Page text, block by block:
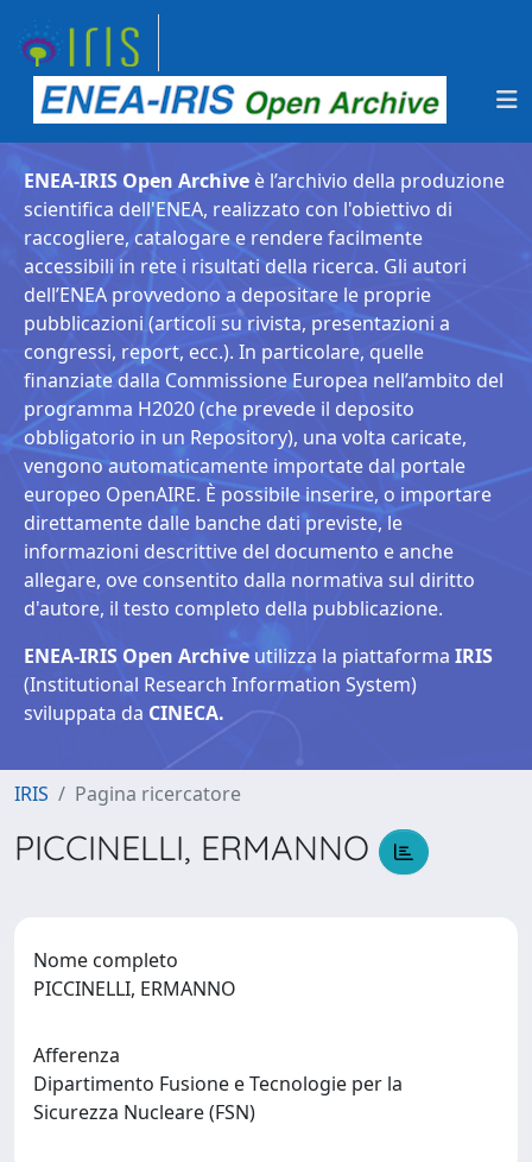
ENEA-IRIS Open Archive è l’archivio della produzione
scientifica dell'ENEA, realizzato con l'obiettivo di
raccogliere, catalogare e rendere facilmente
accessibili in rete i risultati della ricerca. Gli autori
dell’ENEA provvedono a depositare le proprie
pubblicazioni (articoli su rivista, presentazioni a
congressi, report, ecc.). In particolare, quelle
finanziate dalla Commissione Europea nell’ambito del
programma H2020 (che prevede il deposito
obbligatorio in un Repository), una volta caricate,
vengono automaticamente importate dal portale
europeo OpenAIRE. È possibile inserire, o importare
direttamente dalle banche dati previste, le
informazioni descrittive del documento e anche
allegare, ove consentito dalla normativa sul diritto
d'autore, il testo completo della pubblicazione.
ENEA-IRIS Open Archive utilizza la piattaforma IRIS
(Institutional Research Information System)
sviluppata da CINECA.
IRIS Pagina ricercatore
PICCINELLI, ERMANNO
Nome completo
PICCINELLI, ERMANNO
Afferenza
Dipartimento Fusione e Tecnologie per la
Sicurezza Nucleare (FSN)